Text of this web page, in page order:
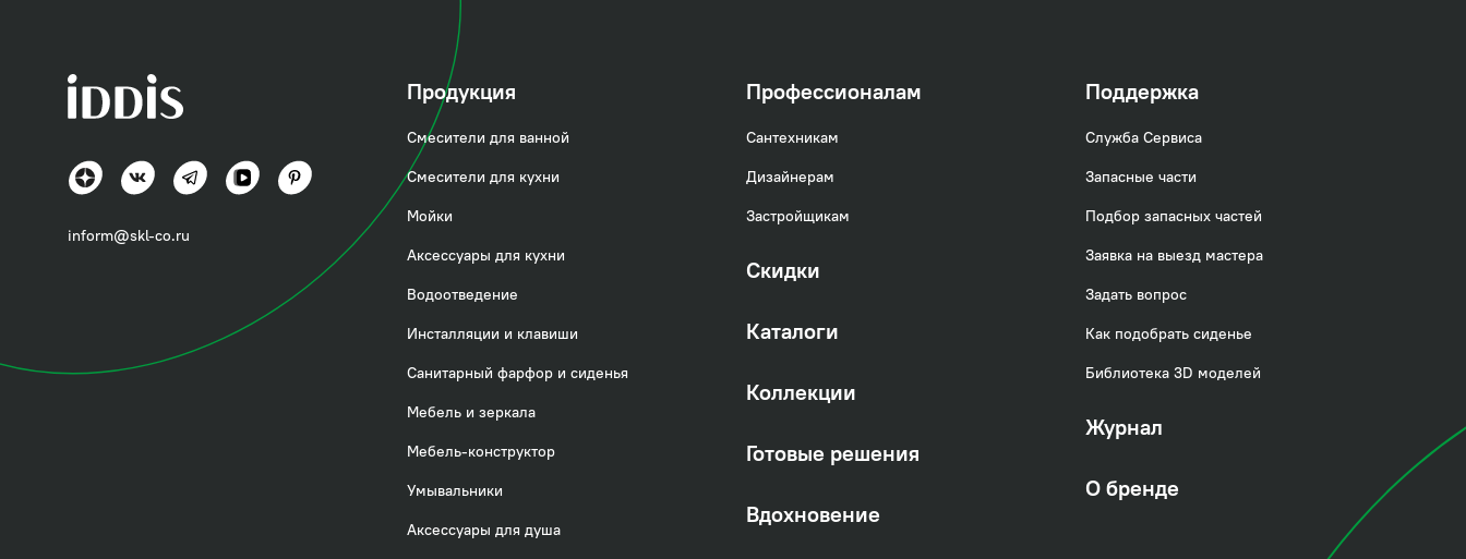
inform@skl-co.ru
Продукция
Смесители для ванной
Смесители для кухни
Мойки
Аксессуары для кухни
Водоотведение
Инсталляции и клавиши
Санитарный фарфор и сиденья
Мебель и зеркала
Мебель-конструктор
Умывальники
Аксессуары для душа
Профессионалам
Сантехникам
Дизайнерам
Застройщикам
Скидки
Каталоги
Коллекции
Готовые решения
Вдохновение
Поддержка
Служба Сервиса
Запасные части
Подбор запасных частей
Заявка на выезд мастера
Задать вопрос
Как подобрать сиденье
Библиотека 3D моделей
Журнал
О бренде